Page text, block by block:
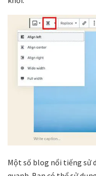
Một số blog nổi tiếng sử